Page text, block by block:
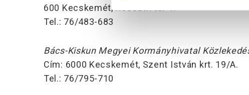
600 Kecskemét, Kossuth tér 1.
Tel.: 76/483-683
Bács-Kiskun Megyei Kormányhivatal
Cím: 6000 Kecskemét, Szent István krt. 19/A.
Tel.: 76/795-710